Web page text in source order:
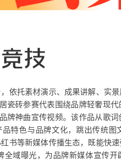
依托素材演示、成果讲解、实
瓷砖参赛代表围绕品牌轻奢现
牌神曲宣传视频。该作品从歌
特色与品牌文化，跳出传统图
书等新媒体传播生态，既能快
域曝光，为品牌新媒体宣传